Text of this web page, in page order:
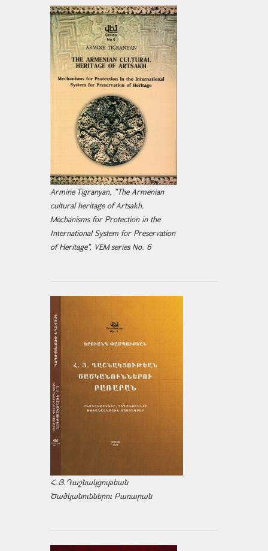
Armine Tigranyan, "The Armenian
cultural heritage of Artsakh.
Mechanisms for Protection in the
International System for Preservation
of Heritage", VEM series No. 6
Հ.Յ.Դաշնակցութեան
Ծածկանուններու Բառարան